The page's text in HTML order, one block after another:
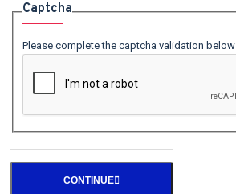
Captcha
Please complete the captcha validation below
CONTINUE